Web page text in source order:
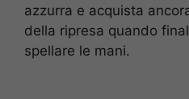
azzurra e acquista
della ripresa quando
spellare le mani.